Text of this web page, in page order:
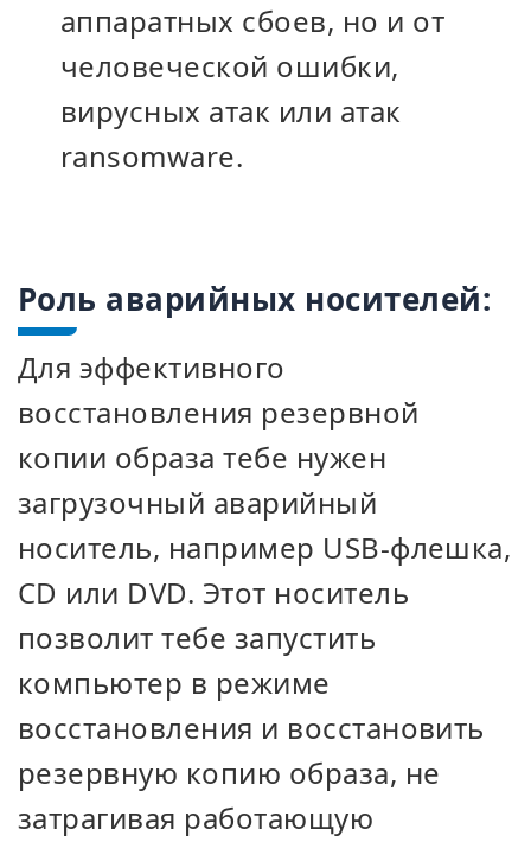
аппаратных сбоев, но и от
человеческой ошибки,
вирусных атак или атак
ransomware.
Роль аварийных носителей:
Для эффективного
восстановления резервной
копии образа тебе нужен
загрузочный аварийный
носитель, например USB-флешка,
CD или DVD. Этот носитель
позволит тебе запустить
компьютер в режиме
восстановления и восстановить
резервную копию образа, не
затрагивая работающую